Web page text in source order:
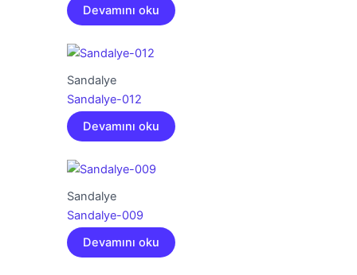
Devamını oku
Sandalye
Sandalye-012
Devamını oku
Sandalye
Sandalye-009
Devamını oku